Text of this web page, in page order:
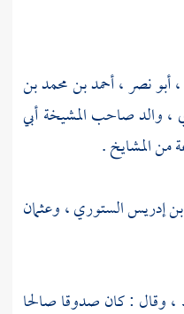
أبو نصر،أحمد بن محمد بن
، والد صاحب المشيخةأبي
من المشايخ .
إدريس الستوري،وعثمان
، وقال : كان صدوقا صالحا